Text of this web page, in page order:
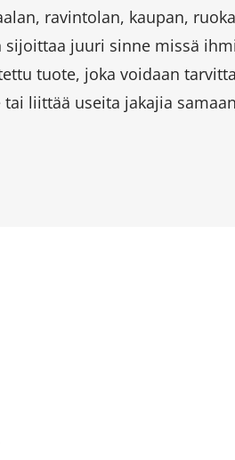
ravintolan, kaupan,
sijoittaa juuri sinne missä
tuote, joka voidaan
liittää useita jakajia